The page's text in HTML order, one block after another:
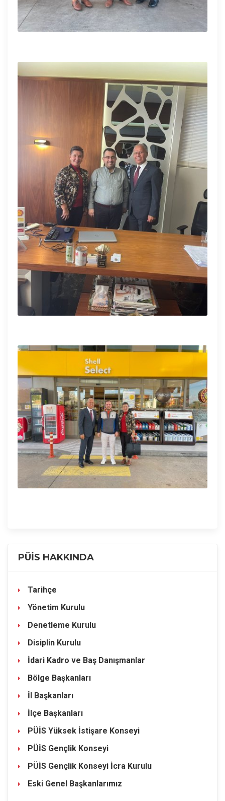
PÜİS HAKKINDA
Tarihçe
Yönetim Kurulu
Denetleme Kurulu
Disiplin Kurulu
İdari Kadro ve Baş Danışmanlar
Bölge Başkanları
İl Başkanları
İlçe Başkanları
PÜİS Yüksek İstişare Konseyi
PÜİS Gençlik Konseyi
PÜİS Gençlik Konseyi İcra Kurulu
Eski Genel Başkanlarımız